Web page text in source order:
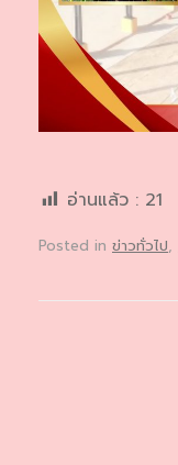
อ่านแล้ว : 21
Posted in ข่าวทั่วไป,